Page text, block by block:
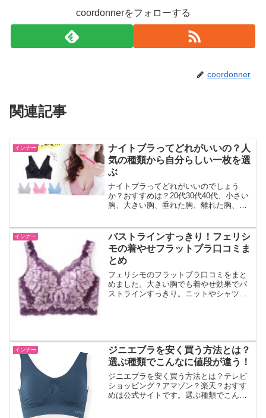
coordonnerをフォローする
coordonner
関連記事
インナー
ナイトブラってどれがいいの？人
気の種類から自分らしい一枚を選
ぶ
ナイトブラってどれがいいのでしょう
か？おすすめは？20代30代40代、小さい
胸、大きい胸、垂れた胸、離れた胸、授
ひとり違います。人気の種類から自分ら
しい一枚を選びましょう。
インナー
バストラインすっきり！フェリシ
モの着やせフラットブラ口コミま
とめ
フェリシモのフラットブラ口コミをまと
めました。大きい胸でも着やせ効果でバ
ストラインすっきり。ニットやシャツコ
インナー
ジニエブラを安く買う方法とは？
選ぶ種類でこんなに値段が違う！
ジニエブラを安く買う方法とは？テレビ
ショッピング？アマゾン？楽天？おすす
めは公式サイトです。選ぶ種類でこんな